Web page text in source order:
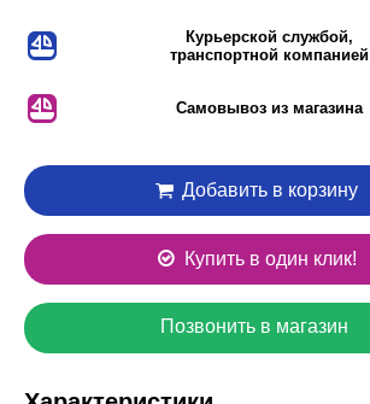
Курьерской службой,
транспортной компанией
Самовывоз из магазина
Добавить в корзину
Купить в один клик!
Позвонить в магазин